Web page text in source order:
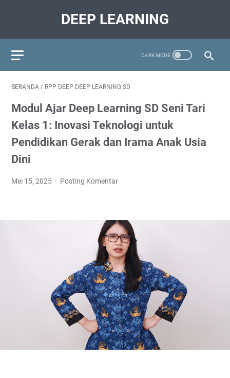
DEEP LEARNING
BERANDA / RPP DEEP DEEP LEARNING SD
Modul Ajar Deep Learning SD Seni Tari
Kelas 1: Inovasi Teknologi untuk
Pendidikan Gerak dan Irama Anak Usia
Dini
Mei 15, 2025 Posting Komentar